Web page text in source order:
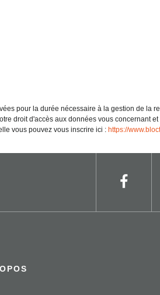
pour la durée nécessaire à la gestion de la
droit d'accès aux données vous concernant
vous pouvez vous inscrire ici : https://